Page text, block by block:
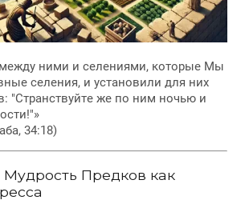
ними и селениями, которые Мы
селения, и установили для них
"Странствуйте же по ним ночью и
34:18)
Предков как